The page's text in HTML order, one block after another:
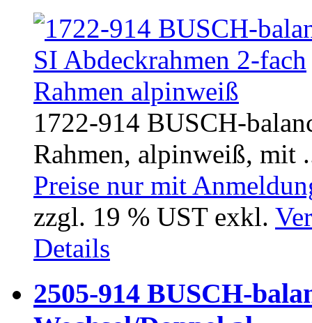
1722-914 BUSCH-
Rahmen, alpinweiß, mit
Preise nur mit
zzgl. 19 % UST exkl.
Details
2505-914 BUSCH-